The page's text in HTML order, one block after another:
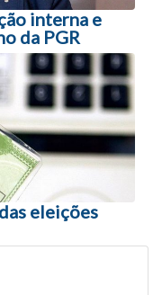
interna e
da PGR
eleições